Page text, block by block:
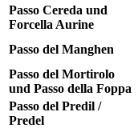
Passo Cereda und
Forcella Aurine
Passo del Manghen
Passo del Mortirolo
und Passo della Foppa
Passo del Predil /
Predel